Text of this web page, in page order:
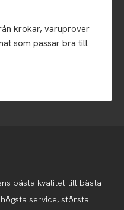
krokar, varuprover
som passar bra till
bästa kvalitet till bästa
service, största